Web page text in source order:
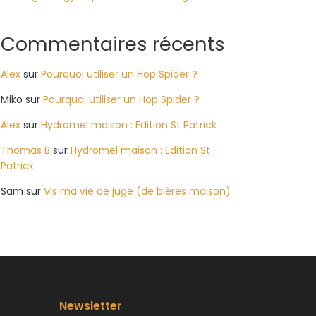
Commentaires récents
Alex sur Pourquoi utiliser un Hop Spider ?
Miko sur Pourquoi utiliser un Hop Spider ?
Alex sur Hydromel maison : Edition St Patrick
Thomas B sur Hydromel maison : Edition St
Patrick
Sam sur Vis ma vie de juge (de bières maison)
Newsletter